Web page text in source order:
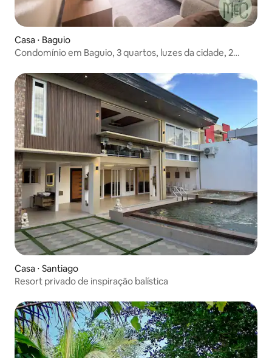
Casa ⋅ Baguio
Condomínio em Baguio, 3 quartos, luzes da cidade, 2
Casa ⋅ Santiago
Resort privado de inspiração balística